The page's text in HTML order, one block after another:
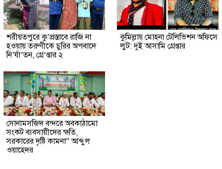
শরীয়তপুরে কু’প্রস্তাবে রাজি না
হওয়ায় তরুণীকে চুরির অপবাদে
নি’র্যা’তন, গ্রে’প্তার ২
কুমিল্লায় মোহনা টেলিভিশন অফিসে
লুট: দুই আসামি গ্রেপ্তার
সোনামসজিদ বন্দরে অবকাঠামো
সংকট ব্যবসায়ীদের ক্ষতি,
সরকারের দৃষ্টি কামনা” আব্দুল
ওয়াহেদর